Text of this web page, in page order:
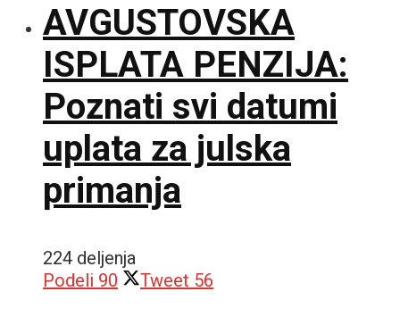
AVGUSTOVSKA
ISPLATA PENZIJA:
Poznati svi datumi
uplata za julska
primanja
224 deljenja
Podeli 90 Tweet 56